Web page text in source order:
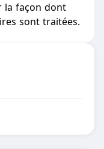
la façon dont
sont traitées.